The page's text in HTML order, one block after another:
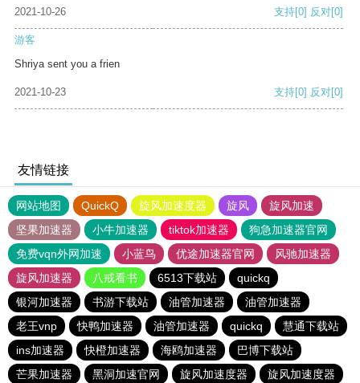
2021-10-26 支持[0] 反对[0]
游客
Shriya sent you a frien
2021-10-23 支持[0] 反对[0]
友情链接
网站地图 QuickQ 旋风加速度器 旋风
旋风加速
坚果加速器
小牛加速器 tiktok加速器
狗急加速器官网
免费vqn外网加速
小蓝鸟 优途加速器官网
风驰加速器
旋风加速器
八戒看书 6513下载站
quickq
银河加速器
书游下载站 油管加速器
油管加速器
老王vnp
快鸭加速器 油管加速器 quickq
慧通下载站
ins加速器
快橙加速器 海鸥加速器
巴博下载站
芒果加速器
黑洞加速官网 旋风加速度器 旋风加速度器